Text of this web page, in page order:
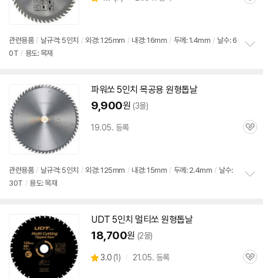
별
관련용품 / 날규격: 5인치 / 외경: 125mm / 내경: 16mm / 두께: 1.4mm / 날수: 6
0T / 용도: 목재
파워쏘 5인치 목공용 원형톱날
9,900원 (3몰)
19.05. 등록
관
관련용품 / 날규격: 5인치 / 외경: 125mm / 내경: 15mm / 두께: 2.4mm / 날수:
30T / 용도: 목재
UDT 5인치 멀티쏘 원형톱날
18,700원 (2몰)
별
3.0 (상
1) 21.05. 등록
관